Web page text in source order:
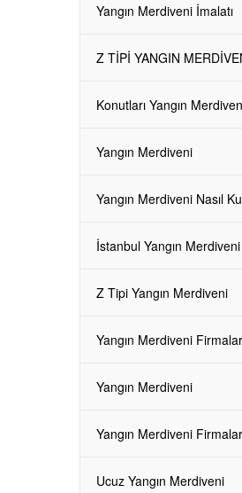
Yangın Merdiveni İmalatı
Z TİPİ YANGIN
Konutları Yangın
Yangın Merdiveni
Yangın Merdiveni Nasıl
İstanbul Yangın Merdiveni
Z Tipi Yangın Merdiveni
Yangın Merdiveni
Yangın Merdiveni
Yangın Merdiveni
Ucuz Yangın Merdiveni